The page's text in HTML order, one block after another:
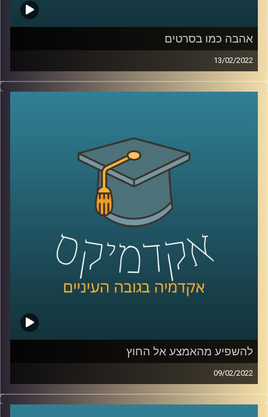
אהבה כמו בסרטים
13/02/2022
כולם רוצים אהבה כמו בסרטים, כזאת שממבט ראשון יודעים
בה ש"זה-זה". אבל מהי בעצם אותה אהבה הוליוודית ומה הבעיה
האזינו לשיחה שקיימתי עם ד"ר שירי רזניק, פסיכולוגית חברתית
וחוקרת תקשורת, מרצת הקורס "ייצוגים של אהבה וזוגיות
בתרבות הפופולארית".
לשיחה עם ד"ר שירי רזניק על איך ילדות תופסות סיפורי אהבה
לשיחה עם ד"ר רזניק עם הקשר בין אהבה לצרכנות –
להשפיע מהאמצע אל החוץ
09/02/2022
אני משערת שרובכם ורובכן שמעתם על שינויים מהשטח,
כלומר מלמעטה ומשם עולים "למעלה" אל מקבלי ההחלטות